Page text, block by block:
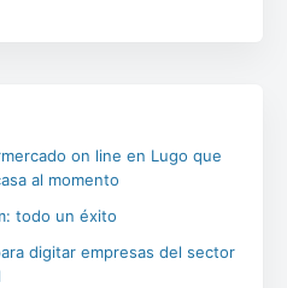
on line en Lugo que
al momento
todo un éxito
digitar empresas del sector